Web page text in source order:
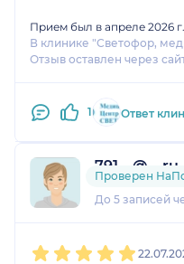
Прием был в апреле 2026 г.
В клинике "Светофор,
Отзыв оставлен через
1 Ответ
791....@....ru
1 отзыв
До 5 записей
Проверен